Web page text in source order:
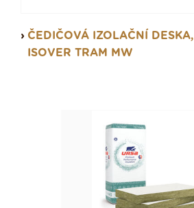
ČEDIČOVÁ IZOLAČNÍ DESKA,
ISOVER TRAM MW